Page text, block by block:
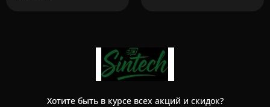
Хотите быть в курсе всех акций и скидок?